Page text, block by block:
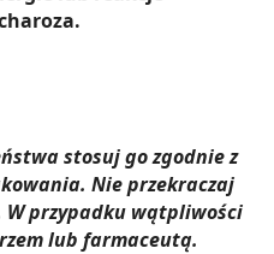
stosuj go zgodnie z
Nie przekraczaj
przypadku wątpliwości
lub farmaceutą.